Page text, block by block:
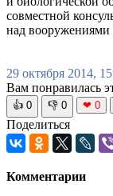
совместной
над вооружениями
29 октября 2014,
Вам понравилась
👍 0 👎 0 ❤ 0
Поделиться
Комментарии